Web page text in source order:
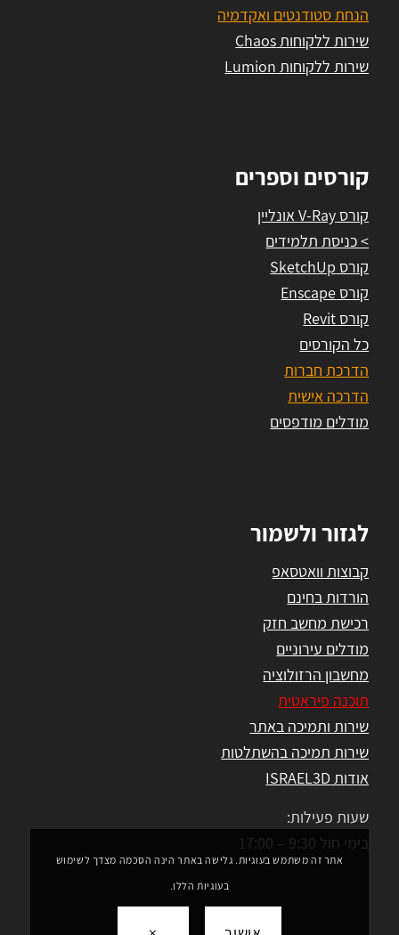
הנחת סטודנטים ואקדמיה
שירות ללקוחות Chaos
שירות ללקוחות Lumion
קורסים וספרים
קורס V-Ray אונליין
> כניסת תלמידים
קורס SketchUp
קורס Enscape
קורס Revit
כל הקורסים
הדרכת חברות
הדרכה אישית
מודלים מודפסים
לגזור ולשמור
קבוצות וואטסאפ
הורדות בחינם
רכישת מחשב חזק
מודלים עירוניים
מחשבון הרזולוציה
תוכנה פיראטית
שירות ותמיכה באתר
שירות תמיכה בהשתלטות
אודות ISRAEL3D
שעות פעילות:
בימי חול 9:30 – 17:00
אתר זה משתמש בעוגיות. גלישה באתר הינה הסכמה מצדך לשימוש
בעוגיות הללו.